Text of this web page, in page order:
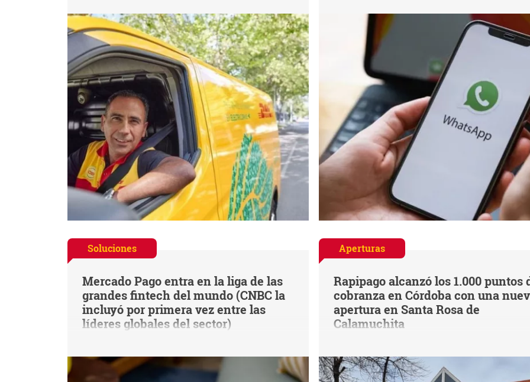
Soluciones
Mercado Pago entra en la liga de las
grandes fintech del mundo (CNBC la
incluyó por primera vez entre las
líderes globales del sector)
Aperturas
Rapipago alcanzó los 1.000 puntos
cobranza en Córdoba con una
apertura en Santa Rosa de
Calamuchita